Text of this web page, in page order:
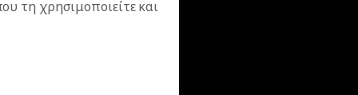
τη χρησιμοποιείτε και